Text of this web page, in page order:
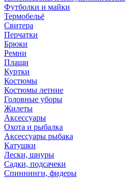
Футболки и майки
Термобельё
Свитера
Перчатки
Брюки
Ремни
Плащи
Куртки
Костюмы
Костюмы летние
Головные уборы
Жилеты
Аксессуары
Охота и рыбалка
Аксессуары рыбака
Катушки
Лески, шнуры
Садки, подсачеки
Спиннинги, фидеры